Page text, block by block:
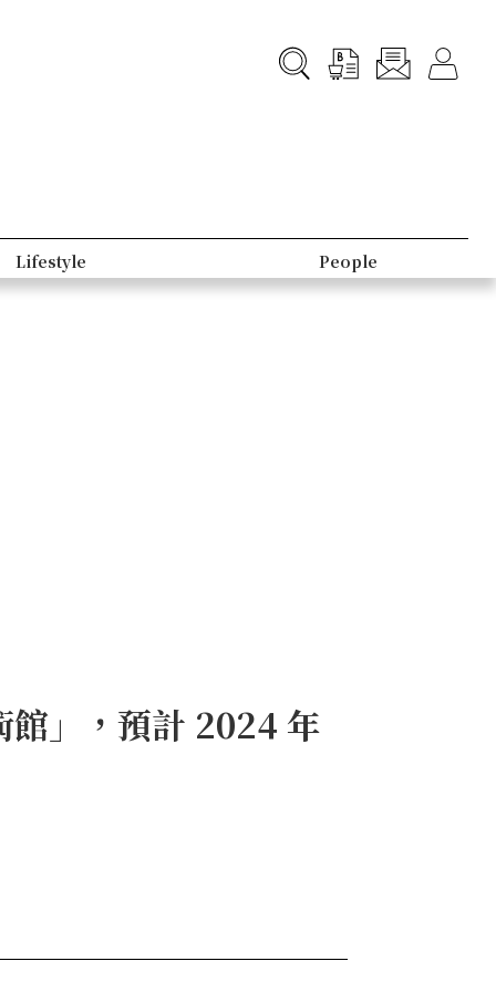
Lifestyle People
館」，預計 2024 年